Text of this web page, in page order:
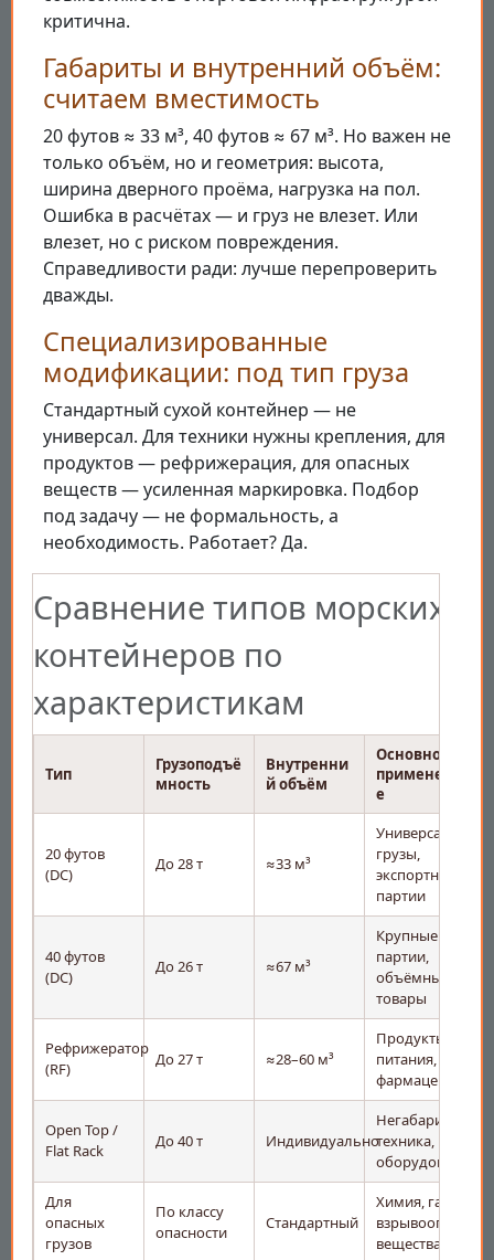
критична.
Габариты и внутренний объём:
считаем вместимость
20 футов ≈ 33 м³, 40 футов ≈ 67 м³. Но важен не
только объём, но и геометрия: высота,
ширина дверного проёма, нагрузка на пол.
Ошибка в расчётах — и груз не влезет. Или
влезет, но с риском повреждения.
Справедливости ради: лучше перепроверить
дважды.
Специализированные
модификации: под тип груза
Стандартный сухой контейнер — не
универсал. Для техники нужны крепления, для
продуктов — рефрижерация, для опасных
веществ — усиленная маркировка. Подбор
под задачу — не формальность, а
необходимость. Работает? Да.
Сравнение типов морских
контейнеров по
характеристикам
Тип
Грузоподъё
мность
Внутренни
й объём
Основное
применени
е
20 футов
(DC)
До 28 т ≈33 м³
Универсальные
грузы,
экспортные
партии
40 футов
(DC)
До 26 т ≈67 м³
Крупные
партии,
объёмные
товары
Рефрижератор
(RF)
До 27 т ≈28–60 м³
Продукты
питания,
фармацевтика
Open Top /
Flat Rack
До 40 т Индивидуально
Негабарит,
техника,
оборудование
Для
опасных
грузов
По классу
опасности
Стандартный
Химия, газы,
взрывоопасные
вещества